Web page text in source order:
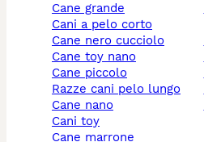
cane grande
cani a pelo corto
cane nero cucciolo
cane toy nano
cane piccolo
razze cani pelo lungo
cane nano
cani toy
cane marrone